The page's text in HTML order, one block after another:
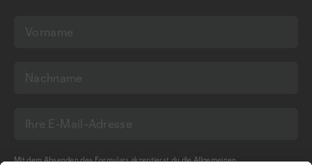
Mit dem Absenden des Formulars akzeptierst du dieAllgemeinen